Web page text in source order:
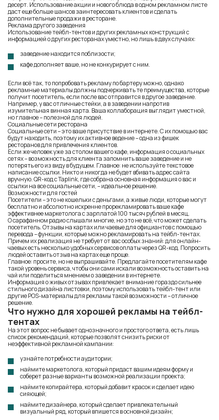
десерт. Использование акции и нового блюда в одном рекламном листе
даст еще больше шансов заинтересовать клиентов и сделать
дополнительные продажи в ресторане.
Реклама другого заведения
Использование тейбл-тентов и других рекламных конструкций с
информацией о других ресторанах уместно, но лишь в двух случаях:
заведение находится поблизости;
кафе дополняет ваше, но не конкурирует с ним.
Если всё так, то попробовать рекламу по бартеру можно, однако
рекламные материалы должны подчеркивать те преимущества, которые
получит посетитель, если после вас отправится в другое заведение.
Например, у вас отличные стейки, а в заведении напротив
изумительная винная карта. Ваша коллаборация выглядит уместной,
но главное – полезной для людей.
Социальные сети ресторана
Социальные сети – это ваше присутствие в интернете. С их помощью вас
будут находить, поэтому их активное ведение – одна из фишек
ресторанов для привлечения клиентов.
Если же человек уже за столом вашего кафе, информация о социальных
сетях – возможность для клиента запомнить ваше заведение и не
потерять его из виду в будущем. Главное: не используйте текстовое
написание ссылки. Никто и никогда не будет вбивать адрес сайта
вручную. QR-код с Taplink, где собрана основная информация о вас и
ссылки на все социальные сети, – идеальное решение.
Возможности для гостей
Посетители – это не кошельки с деньгами, а живые люди, которые могут
бесплатно и абсолютно искренне прорекламировать ваше кафе
эффективнее маркетолога с зарплатой 100 тысяч рублей в месяц.
О сарафанном радио слышали многие, но это не всё, что может сделать
посетитель. Отзывы на картах или чаевые для официантов с помощью
перевода – функции, которые можно рекламировать на тейбл-тентах.
Причем их реализация не требует от вас особых знаний: для онлайн-
чаевых есть несколько удобных сервисов оплаты через QR-код. Попросить
людей оставить отзыв на картах еще проще.
Главное: просите, но не выпрашивайте. Предлагайте посетителям кафе
такой уровень сервиса, чтобы они сами искали возможность оставить на
чай или поделиться мнением о заведении в интернете.
Информация о живых отзывах привлекает внимание гораздо сильнее
стильного дизайна листовки, поэтому использовать тейбл-тент или
другие POS-материалы для рекламы такой возможности – отличное
решение.
Что нужно для хорошей рекламы на тейбл-
тентах
На этот вопрос не бывает однозначного и простого ответа, есть лишь
список рекомендаций, которые позволят снизить риски от
неэффективной рекламной кампании:
узнайте потребности аудитории;
наймите маркетолога, который придаст вашим идеям форму и
соберет разные варианты возможной реализации проекта;
наймите копирайтера, который добавит красок и сделает идею
сияющей;
наймите дизайнера, который сделает привлекательный
визуальный ряд, который впишется в основной дизайн;